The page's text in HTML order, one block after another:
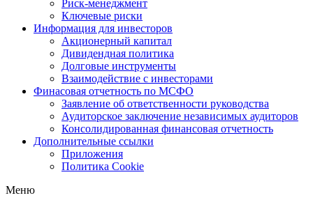
Риск-менеджмент
Ключевые риски
Информация для инвесторов
Акционерный капитал
Дивидендная политика
Долговые инструменты
Взаимодействие с инвеcторами
Финасовая отчетность по МСФО
Заявление об ответственности руководства
Аудиторское заключение независимых аудиторов
Консолидированная финансовая отчетность
Дополнительные ссылки
Приложения
Политика Cookie
Меню